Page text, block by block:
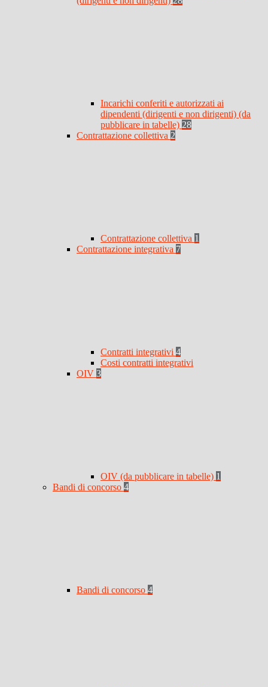
Incarichi conferiti e autorizzati ai
dipendenti (dirigenti e non dirigenti) (da
pubblicare in tabelle) 28
Contrattazione collettiva 2
Contrattazione collettiva 1
Contrattazione integrativa 7
Contratti integrativi 4
Costi contratti integrativi
OIV 3
OIV (da pubblicare in tabelle) 1
Bandi di concorso 4
Bandi di concorso 4